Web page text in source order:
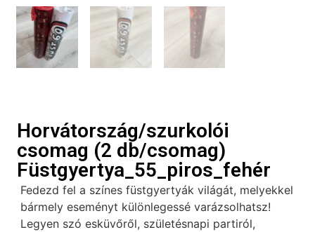
Horvátország/szurkolói
csomag (2 db/csomag)
Füstgyertya_55_piros_fehér
Fedezd fel a színes füstgyertyák világát, melyekkel
bármely eseményt különlegessé varázsolhatsz!
Legyen szó esküvőről, születésnapi partiról,